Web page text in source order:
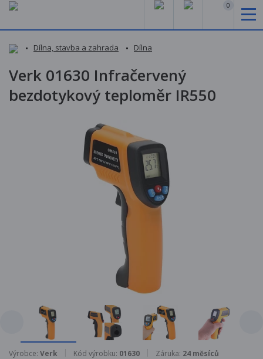
0
Dílna, stavba a zahrada Dílna
Verk 01630 Infračervený
bezdotykový teploměr IR550
Výrobce: Verk Kód výrobku: 01630 Záruka: 24 měsíců